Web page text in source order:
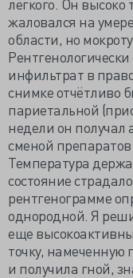
жаловался на
области, но
инфильтрат в
снимке отчётливо
париетальной
недели он получал
сменой препаратов
Температура
состояние
рентгенограмме
однородной. Я
еще
точку, намеченную
и получила гной,